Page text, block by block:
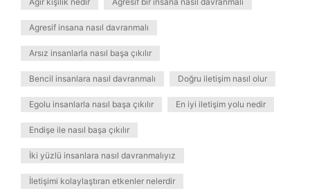
Agresif insana nasıl davranmalı
Arsız insanlarla nasıl başa çıkılır
Bencil insanlara nasıl davranmalı Doğru iletişim nasıl olur
Egolu insanlarla nasıl başa çıkılır En iyi iletişim yolu nedir
Endişe ile nasıl başa çıkılır
İki yüzlü insanlara nasıl davranmalıyız
İletişimi kolaylaştıran etkenler nelerdir